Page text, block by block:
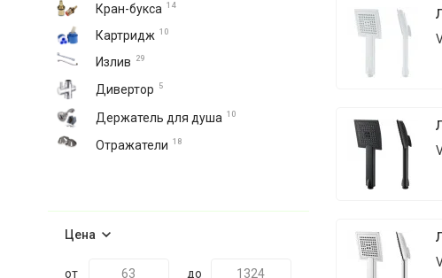
Кран-букса 14
Картридж 10
Излив 29
Дивертор 5
Держатель для душа 10
Отражатели 18
Цена
от до